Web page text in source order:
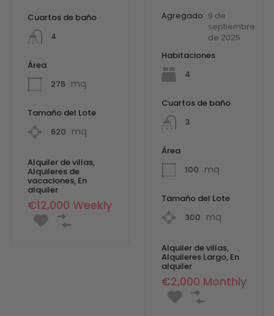
Cuartos de baño
4
Área
275 mq
Tamaño del Lote
620 mq
Alquiler de villas,
Alquileres de
vacaciones, En
alquiler
€12,000 Weekly
Agregado: 9 de
septiembre
de 2025
Habitaciones
4
Cuartos de baño
3
Área
100 mq
Tamaño del Lote
300 mq
Alquiler de villas,
Alquileres Largo, En
alquiler
€2,000 Monthly